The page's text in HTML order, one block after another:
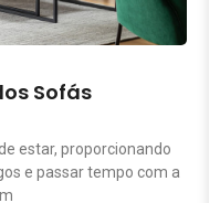
Sofás
estar, proporcionando
e passar tempo com a